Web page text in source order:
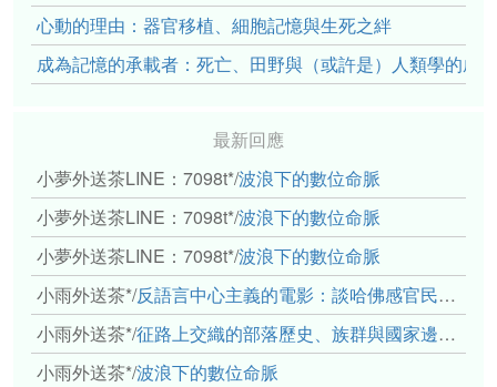
心動的理由：器官移植、細胞記憶與生死之絆
成為記憶的承載者：死亡、田野與（或許是）人類學的成
最新回應
小夢外送茶LINE：7098t*/波浪下的數位命脈
小夢外送茶LINE：7098t*/波浪下的數位命脈
小夢外送茶LINE：7098t*/波浪下的數位命脈
小雨外送茶*/反語言中心主義的電影：談哈佛感官民族誌實驗室
小雨外送茶*/征路上交織的部落歷史、族群與國家邊界敘事： 《路有多長》、《高砂的翅膀》、《檔案／李光輝》
小雨外送茶*/波浪下的數位命脈